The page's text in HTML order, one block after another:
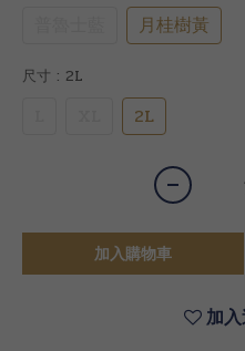
月桂樹黃
尺寸 : 2L
2L
加入購物車
加